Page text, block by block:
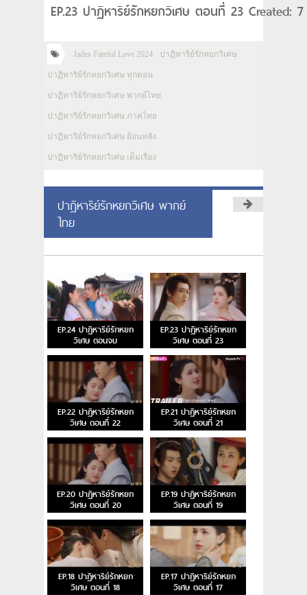
EP.23 ปาฏิหาริย์รักหยกวิเศษ ตอนที่ 23 Created:
Jades Fateful Love 2024 ปาฏิหาริย์รักหยกวิเศษ
ปาฏิหาริย์รักหยกวิเศษ ทุกตอน
ปาฏิหาริย์รักหยกวิเศษ พากย์ไทย
ปาฏิหาริย์รักหยกวิเศษ ภาคไทย
ปาฏิหาริย์รักหยกวิเศษ ย้อนหลัง
ปาฏิหาริย์รักหยกวิเศษ เต็มเรื่อง
ปาฏิหาริย์รักหยกวิเศษ พากย์
ไทย
EP.24 ปาฏิหาริย์รักหยก
วิเศษ ตอนจบ
EP.23 ปาฏิหาริย์รักหยก
วิเศษ ตอนที่ 23
EP.22 ปาฏิหาริย์รักหยก
วิเศษ ตอนที่ 22
EP.21 ปาฏิหาริย์รักหยก
วิเศษ ตอนที่ 21
EP.20 ปาฏิหาริย์รักหยก
วิเศษ ตอนที่ 20
EP.19 ปาฏิหาริย์รักหยก
วิเศษ ตอนที่ 19
EP.18 ปาฏิหาริย์รักหยก
วิเศษ ตอนที่ 18
EP.17 ปาฏิหาริย์รักหยก
วิเศษ ตอนที่ 17